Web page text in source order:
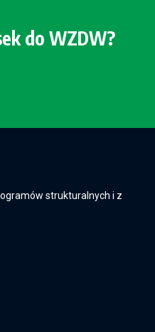
do WZDW?
strukturalnych i z